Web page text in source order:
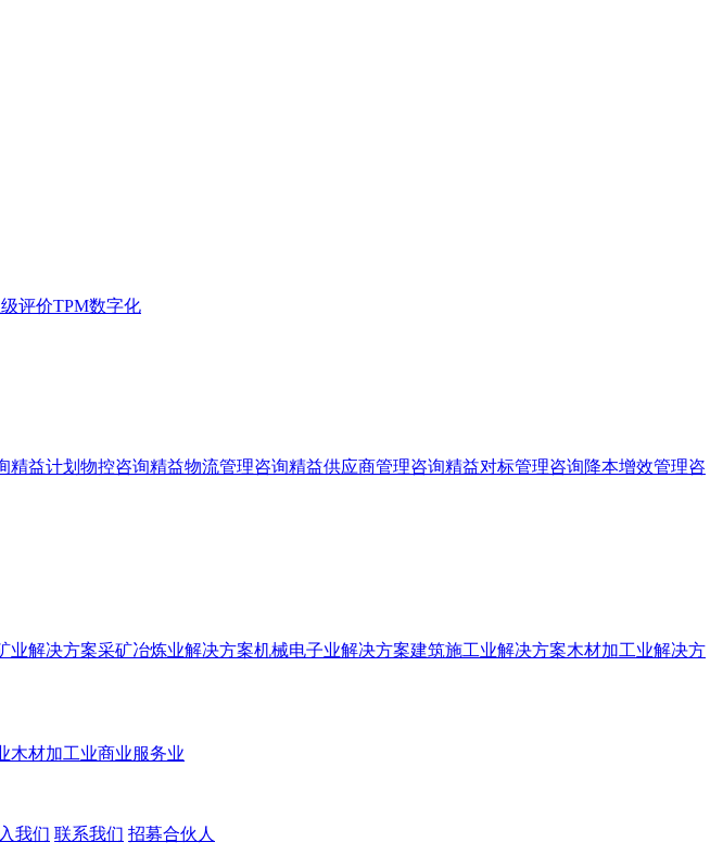
评价TPM数字化
精益计划物控咨询精益物流管理咨询精益供应商管理咨询精益对标管理咨询降本增效管理咨
业解决方案采矿冶炼业解决方案机械电子业解决方案建筑施工业解决方案木材加工业解决方
木材加工业商业服务业
我们 联系我们 招募合伙人